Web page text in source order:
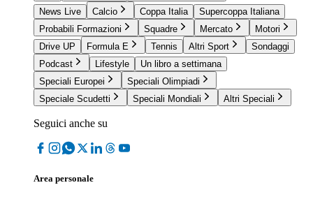
News Live
Calcio Coppa Italia
Supercoppa Italiana
Probabili Formazioni
Squadre Mercato
Motori
Drive UP
Formula E Tennis Altri Sport
Sondaggi
Podcast
Lifestyle
Un libro a settimana
Speciali Europei
Speciali Olimpiadi
Speciale Scudetti
Speciali Mondiali Altri Speciali
Seguici anche su
Area personale